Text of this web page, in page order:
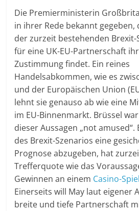
Die Premierministerin
in ihrer Rede bekannt gegeben,
der zurzeit bestehenden Brexit-
für eine UK-EU-Partnerschaft
Zustimmung findet. Ein reines
Handelsabkommen, wie es
und der Europäischen Union
lehnt sie genauso ab wie eine
im EU-Binnenmarkt. Brüssel
dieser Aussagen „not amused“.
des Brexit-Szenarios eine
Prognose abzugeben, hat
Trefferquote wie das
Gewinnen an einem Casino-
Einerseits will May laut eigener
breite und tiefe Partnerschaft